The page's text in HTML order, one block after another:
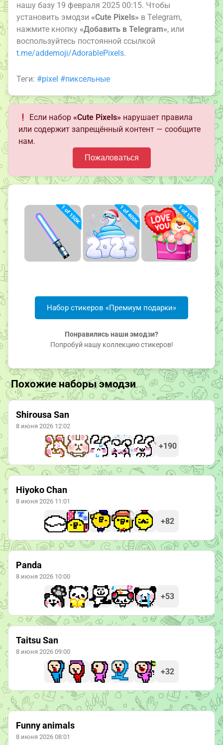
нашу базу 19 февраля 2025 00:15. Чтобы
установить эмодзи «Cute Pixels» в Telegram,
нажмите кнопку «Добавить в Telegram», или
воспользуйтесь постоянной ссылкой
t.me/addemoji/AdorablePixels.
Теги: #pixel #пиксельные
Если набор«Cute Pixels» нарушает правила
или содержит запрещённый контент — сообщите
нам.
Пожаловаться
Набор стикеров «Премиум подарки»
Понравились наши эмодзи?
Попробуй нашу коллекцию стикеров!
Похожие наборы эмодзи
Shirousa San
8 июня 2026 12:02
+190
Hiyoko Chan
8 июня 2026 11:01
+82
Panda
8 июня 2026 10:00
+53
Taitsu San
8 июня 2026 09:00
+32
Funny animals
8 июня 2026 08:01